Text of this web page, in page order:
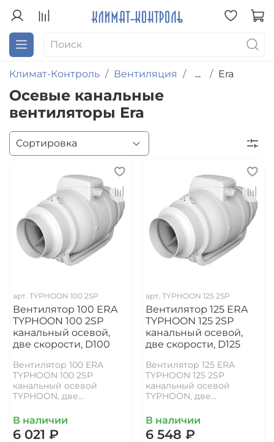
Климат-Контроль Вентиляция ... Era
Осевые канальные
вентиляторы Era
арт. TYPHOON 100 2SP
Вентилятор 100 ERA
TYPHOON 100 2SP
канальный осевой,
две скорости, D100
Вентилятор 100 ERA
TYPHOON 100 2SP
канальный осевой
TYPHOON, две...
В наличии
6 021 ₽
арт. TYPHOON 125 2SP
Вентилятор 125 ERA
TYPHOON 125 2SP
канальный осевой,
две скорости, D125
Вентилятор 125 ERA
TYPHOON 125 2SP
канальный осевой
TYPHOON, две...
В наличии
6 548 ₽